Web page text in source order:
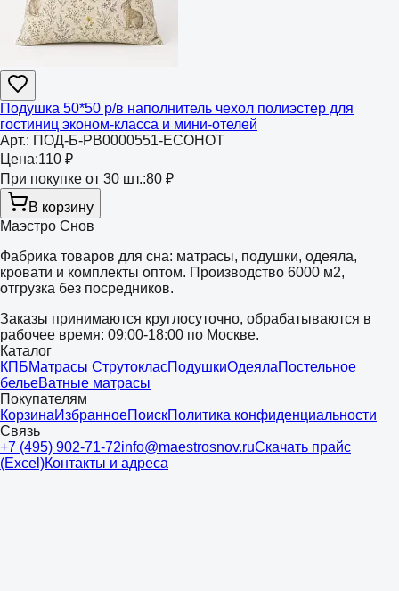
Подушка 50*50 р/в наполнитель чехол полиэстер для
гостиниц эконом-класса и мини-отелей
Арт.: ПОД-Б-РВ0000551-ECOHOT
Цена:110 ₽
При покупке от 30 шт.:80 ₽
В корзину
Маэстро Снов
Фабрика товаров для сна: матрасы, подушки, одеяла,
кровати и комплекты оптом. Производство 6000 м2,
отгрузка без посредников.
Заказы принимаются круглосуточно, обрабатываются в
рабочее время: 09:00-18:00 по Москве.
Каталог
КПБМатрасы СтрутокласПодушкиОдеялаПостельное
бельеВатные матрасы
Покупателям
КорзинаИзбранноеПоискПолитика конфиденциальности
Связь
+7 (495) 902-71-72info@maestrosnov.ruСкачать прайс
(Excel)Контакты и адреса